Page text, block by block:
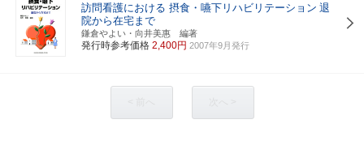
訪問看護における 摂食・嚥下リハビリテーション 退
院から在宅まで
鎌倉やよい・向井美惠 編著
発行時参考価格 2,400円 2007年9月発行